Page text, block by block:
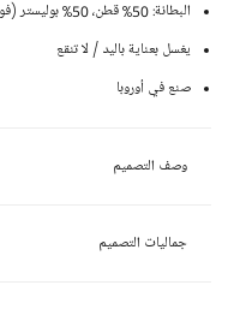
البطانة: 50% قطن، 50% بوليستر (فوال خفيف)
يغسل بعناية باليد / لا تنقع
صنع في أوروبا
وصف التصميم
جماليات التصميم